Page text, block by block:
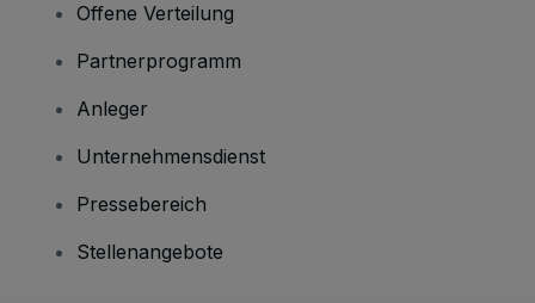
Offene Verteilung
Partnerprogramm
Anleger
Unternehmensdienst
Pressebereich
Stellenangebote